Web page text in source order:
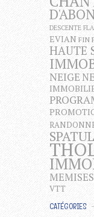
DESCENTE
EVIAN FIN
HAUTE
NEIGE
MEMISES
VTT
CATÉGORIES